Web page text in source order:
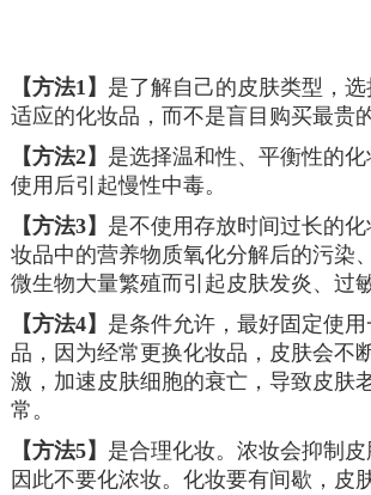
【方法1】 是了解自己的皮肤类型，
适应的化妆品，而不是盲目购买最贵
【方法2】 是选择温和性、平衡性的
使用后引起慢性中毒。
【方法3】 是不使用存放时间过长的
妆品中的营养物质氧化分解后的污染
微生物大量繁殖而引起皮肤发炎、过敏
【方法4】 是条件允许，最好固定使
品，因为经常更换化妆品，皮肤会不
激，加速皮肤细胞的衰亡，导致皮肤
常。
【方法5】 是合理化妆。浓妆会抑制皮
因此不要化浓妆。化妆要有间歇，皮